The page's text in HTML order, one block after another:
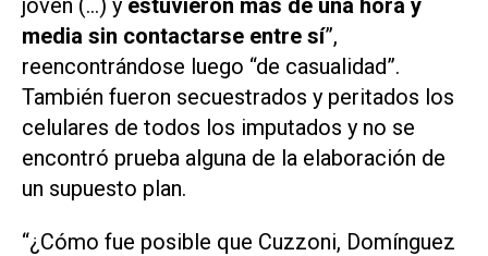
joven (…) y estuvieron más de una hora y
media sin contactarse entre sí”,
reencontrándose luego “de casualidad”.
También fueron secuestrados y peritados los
celulares de todos los imputados y no se
encontró prueba alguna de la elaboración de
un supuesto plan.
“¿Cómo fue posible que Cuzzoni, Domínguez